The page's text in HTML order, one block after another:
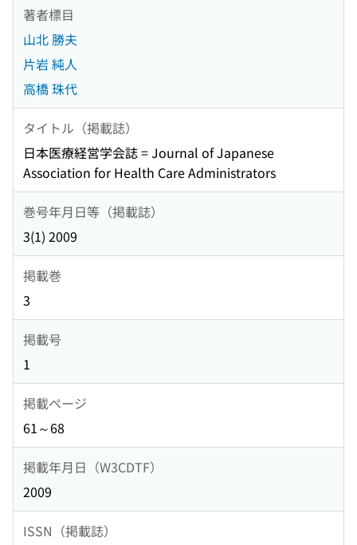
著者標目
山北 勝夫
片岩 純人
高橋 珠代
タイトル（掲載誌）
日本医療経営学会誌 = Journal of Japanese
Association for Health Care Administrators
巻号年月日等（掲載誌）
3(1) 2009
掲載巻
3
掲載号
1
掲載ページ
61～68
掲載年月日（W3CDTF）
2009
ISSN（掲載誌）